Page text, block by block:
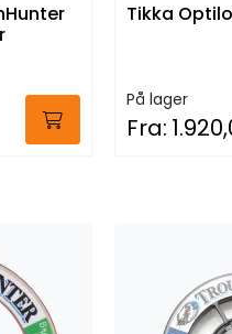
Tikka
På lager
Fra: